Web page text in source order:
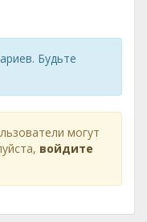
Будьте
могут
войдите